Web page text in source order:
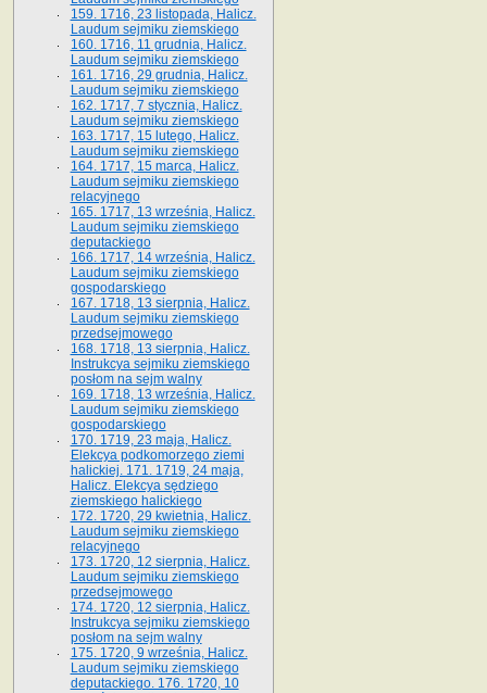
159. 1716, 23 listopada, Halicz.
Laudum sejmiku ziemskiego
160. 1716, 11 grudnia, Halicz.
Laudum sejmiku ziemskiego
161. 1716, 29 grudnia, Halicz.
Laudum sejmiku ziemskiego
162. 1717, 7 stycznia, Halicz.
Laudum sejmiku ziemskiego
163. 1717, 15 lutego, Halicz.
Laudum sejmiku ziemskiego
164. 1717, 15 marca, Halicz.
Laudum sejmiku ziemskiego
relacyjnego
165. 1717, 13 września, Halicz.
Laudum sejmiku ziemskiego
deputackiego
166. 1717, 14 września, Halicz.
Laudum sejmiku ziemskiego
gospodarskiego
167. 1718, 13 sierpnia, Halicz.
Laudum sejmiku ziemskiego
przedsejmowego
168. 1718, 13 sierpnia, Halicz.
Instrukcya sejmiku ziemskiego
posłom na sejm walny
169. 1718, 13 września, Halicz.
Laudum sejmiku ziemskiego
gospodarskiego
170. 1719, 23 maja, Halicz.
Elekcya podkomorzego ziemi
halickiej. 171. 1719, 24 maja,
Halicz. Elekcya sędziego
ziemskiego halickiego
172. 1720, 29 kwietnia, Halicz.
Laudum sejmiku ziemskiego
relacyjnego
173. 1720, 12 sierpnia, Halicz.
Laudum sejmiku ziemskiego
przedsejmowego
174. 1720, 12 sierpnia, Halicz.
Instrukcya sejmiku ziemskiego
posłom na sejm walny
175. 1720, 9 września, Halicz.
Laudum sejmiku ziemskiego
deputackiego. 176. 1720, 10